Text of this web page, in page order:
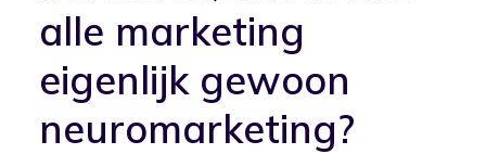
alle marketing
eigenlijk gewoon
neuromarketing?